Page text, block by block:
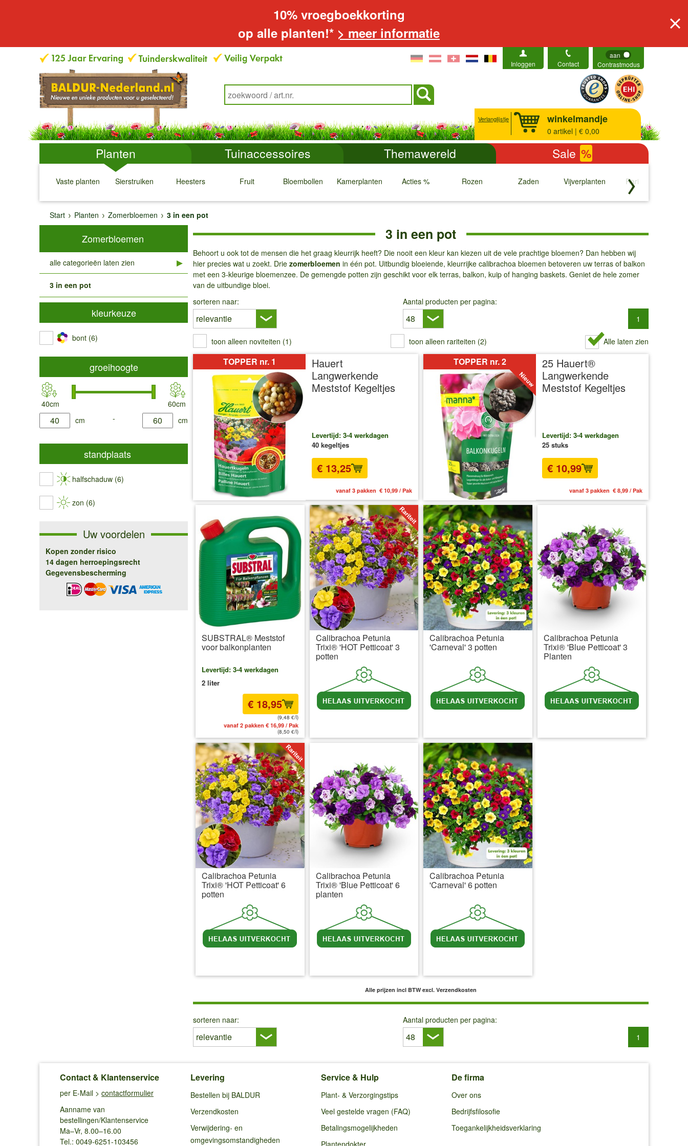
10% vroegboekkorting
op alle planten!* > meer informatie
Inloggen Contact
aan
Contrastmodus
Verlanglijstje winkelmandje
0 artikel | € 0,00
Planten Tuinaccessoires Themawereld Sale %
Vaste planten
↓
Sierstruiken
↓
Heesters
↓
Fruit
↓
Bloembollen
↓
Kamerplanten
↓
Acties %
↓
Rozen
↓
Zaden
↓
Vijverplanten
↓
Rariteiten
↓
Start
Planten Zomerbloemen 3 in een pot
3 in een pot
Behoort u ook tot de mensen die het graag kleurrijk heeft? Die nooit een kleur kan kiezen uit de vele prachtige bloemen? Dan hebben wij
hier precies wat u zoekt. Drie zomerbloemen in één pot. Uitbundig bloeiende, kleurrijke calibrachoa bloemen betoveren uw terras of balkon
met een 3-kleurige bloemenzee. De gemengde potten zijn geschikt voor elk terras, balkon, kuip of hanging baskets. Geniet de hele zomer
van de uitbundige bloei.
sorteren naar:
Aantal producten per pagina:
1
toon alleen noviteiten (1) toon alleen rariteiten (2) Alle laten zien
TOPPER nr. 1
Hauert
Langwerkende
Meststof Kegeltjes
Levertijd: 3-4 werkdagen
40 kegeltjes
€ 13,25
vanaf 3 pakken € 10,99 / Pak
TOPPER nr. 2
25 Hauert®
Langwerkende
Meststof Kegeltjes
Levertijd: 3-4 werkdagen
25 stuks
€ 10,99
vanaf 3 pakken € 8,99 / Pak
SUBSTRAL® Meststof
voor balkonplanten
Levertijd: 3-4 werkdagen
2 liter
€ 18,95
(9,48 €/l)
vanaf 2 pakken € 16,99 / Pak
(8,50 €/l)
Calibrachoa Petunia
Trixi® 'HOT Petticoat' 3
potten
Calibrachoa Petunia
'Carneval' 3 potten
Calibrachoa Petunia
Trixi® 'Blue Petticoat' 3
Planten
Calibrachoa Petunia
Trixi® 'HOT Petticoat' 6
potten
Calibrachoa Petunia
Trixi® 'Blue Petticoat' 6
planten
Calibrachoa Petunia
'Carneval' 6 potten
Alle prijzen incl BTW excl. Verzendkosten
sorteren naar:
Aantal producten per pagina:
1
Zomerbloemen
alle categorieën laten zien
3 in een pot
kleurkeuze
bont (6)
groeihoogte
40cm
60cm
product.list.filter.height.min
cm - cm
product.list.filter.height.max
standplaats
halfschaduw (6)
zon (6)
Uw voordelen
Kopen zonder risico
14 dagen herroepingsrecht
Gegevensbescherming
Contact & Klantenservice
per E-Mail > contactformulier
Aanname van
bestellingen/Klantenservice
Ma–Vr, 8.00–16.00
Tel.: 0049-6251-103456
Levering
Bestellen bij BALDUR
Verzendkosten
Verwijdering- en
omgevingsomstandigheden
Service & Hulp
Plant- & Verzorgingstips
Veel gestelde vragen (FAQ)
Betalingsmogelijkheden
Plantendokter
De firma
Over ons
Bedrijfsfilosofie
Toegankelijkheidsverklaring